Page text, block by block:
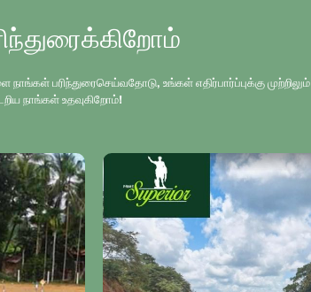
பரிந்துரைசெய்வதோடு, உங்கள் எதிர்பார்ப்புக்கு முற்றிலும்
நாங்கள் உதவுகிறோம்!